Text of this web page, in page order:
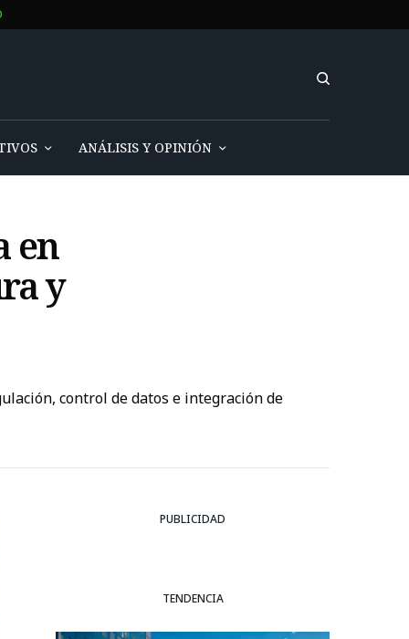
ANÁLISIS Y OPINIÓN
en
y
control de datos e integración de
PUBLICIDAD
TENDENCIA